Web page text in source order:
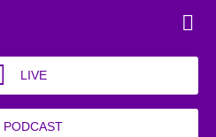
LIVE
PODCAST